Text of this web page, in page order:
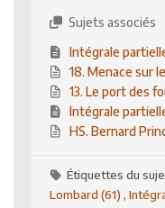
Sujets associés
Intégrale
18. Menace sur
13. Le port des
Intégrale
HS. Bernard
Étiquettes du
Lombard (61) ,